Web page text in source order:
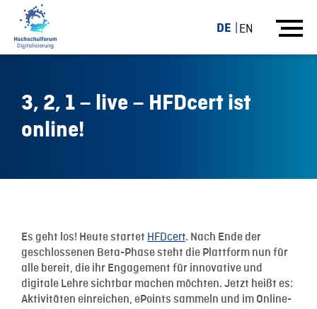
DE EN
3, 2, 1 – live – HFDcert ist
online!
Es geht los! Heute startet HFDcert. Nach Ende der
geschlossenen Beta-Phase steht die Plattform nun für
alle bereit, die ihr Engagement für innovative und
digitale Lehre sichtbar machen möchten. Jetzt heißt es:
Aktivitäten einreichen, ePoints sammeln und im Online-